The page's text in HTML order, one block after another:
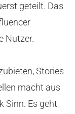
geteilt. Das
Nutzer.
Stories
macht aus
Sinn. Es geht